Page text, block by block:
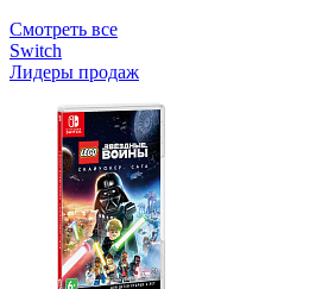
Смотреть все
Switch
Лидеры продаж